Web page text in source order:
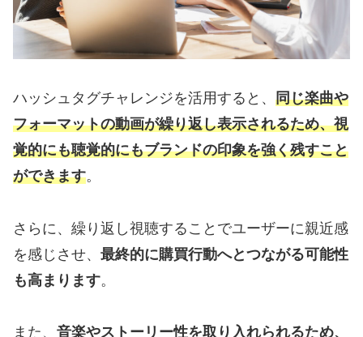
ハッシュタグチャレンジを活用すると、 同じ楽曲や
フォーマットの動画が繰り返し表示されるため、視
覚的にも聴覚的にもブランドの印象を強く残すこと
ができます。
さらに、繰り返し視聴することでユーザーに親近感
を感じさせ、 最終的に購買行動へとつながる可能性
も高まります。
また、 音楽やストーリー性を取り入れられるため、